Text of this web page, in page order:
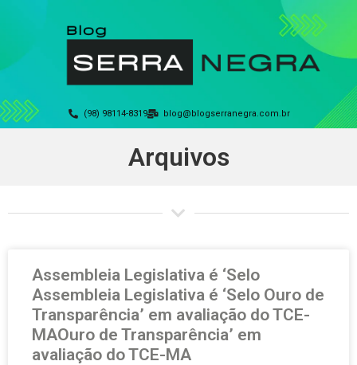
(98) 98114-8319 blog@blogserranegra.com.br
Arquivos
Assembleia Legislativa é ‘Selo
Assembleia Legislativa é ‘Selo Ouro de
Transparência’ em avaliação do TCE-
MAOuro de Transparência’ em
avaliação do TCE-MA